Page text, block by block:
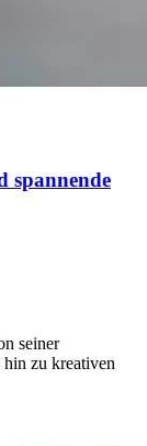
spannende
seiner
hin zu kreativen